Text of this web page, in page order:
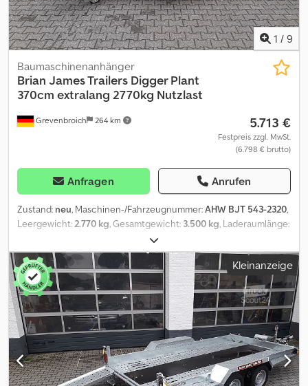
1 / 9
Grevenbroich 264 km
Baumaschinenanhänger
Brian James Trailers Digger Plant
370cm extralang 2770kg Nutzlast
5.713 €
Festpreis zzgl. MwSt.
(6.798 € brutto)
Anfragen Anrufen
Zustand: neu, Maschinen-/Fahrzeugnummer:AHW BJT 543-2320,
Leergewicht: 2.770 kg , Gesamtgewicht: 3.500 kg , Laderaumlänge:
1.700 mm
gängigen Modelle und Ausführungen lieferbar..... Mehr ist einfach
Mehrwert..... bestelle auf trailershop Unsere Brian James Trailer
nicht nur für Profis bieten die komfortabelste Lösung für den
Maschinentransport. *oder jetzt Ihr Wunschmodell +
Wunschausstattung sichern.* \Sie möchten einen der besten
Multi Maschinen Transporter kaufen ? \unverbindliches Beispiel:
\Maschinentransporter Cargo Digger Plant 2 370x170x15cm
3500kg \Tandem Tieflader V Fahrgestell - Auflaufgebremst -
Bereifung 12" - Ladeflächenhöhe 38cm - Stahlmulde verzinkt mit
Lochstahlboden, DIN Zurrbügel - Schaufelablage montiert -
Kleinanzeige